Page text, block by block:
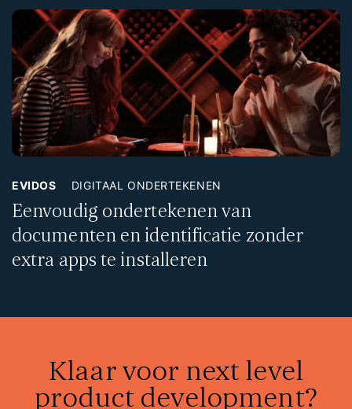
EVIDOS DIGITAAL ONDERTEKENEN
Eenvoudig ondertekenen van
documenten en identificatie zonder
extra apps te installeren
Klaar voor next level
product development?